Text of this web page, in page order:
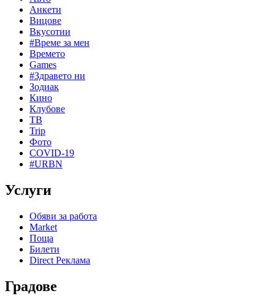
Анкети
Вицове
Вкусотии
#Време за мен
Времето
Games
#Здравето ни
Зодиак
Кино
Клубове
ТВ
Trip
Фото
COVID-19
#URBN
Услуги
Обяви за работа
Market
Поща
Билети
Direct Реклама
Градове